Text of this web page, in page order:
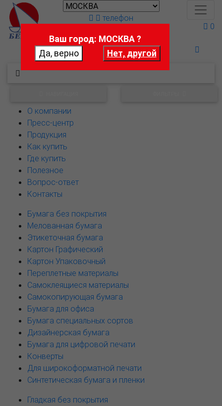
Поможем выбрать
телефон
0
О компании
Пресс-центр
Продукция
Как купить
Где купить
Полезное
Вопрос-ответ
Контакты
Бумага без покрытия
Мелованная бумага
Этикеточная бумага
Картон Графический
Картон Упаковочный
Переплетные материалы
Самоклеящиеся материалы
Самокопирующая бумага
Бумага для офиса
Бумага специальных сортов
Дизайнерская бумага
Бумага для цифровой печати
Конверты
Для широкоформатной печати
Синтетическая бумага и пленки
Гладкая без покрытия
Ваш город: МОСКВА ?